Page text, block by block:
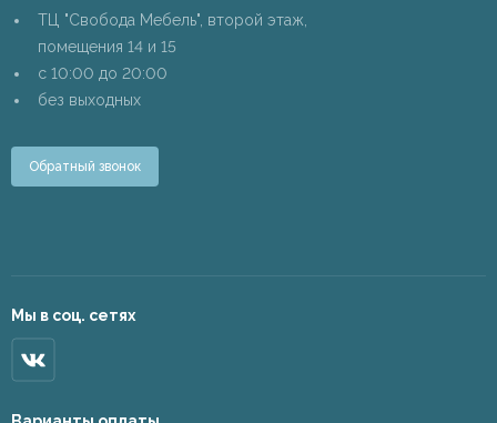
ТЦ "Свобода Мебель", второй этаж,
помещения 14 и 15
c 10:00 до 20:00
без выходных
Обратный звонок
Мы в соц. сетях